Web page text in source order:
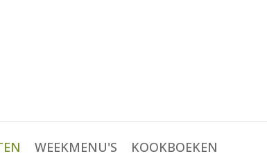
WEEKMENU'S KOOKBOEKEN